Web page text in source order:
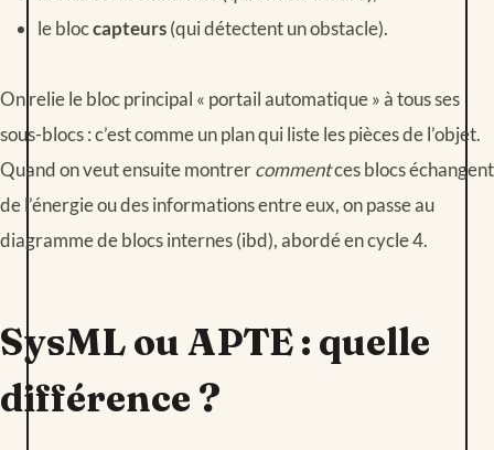
le bloccapteurs(qui détectent un obstacle).
On relie le bloc principal « portail automatique » à tous ses
sous-blocs : c’est comme un plan qui liste les pièces de l’objet.
Quand on veut ensuite montrercommentces blocs échangent
de l’énergie ou des informations entre eux, on passe au
diagramme de blocs internes (ibd), abordé en cycle 4.
SysML ou APTE : quelle
différence ?